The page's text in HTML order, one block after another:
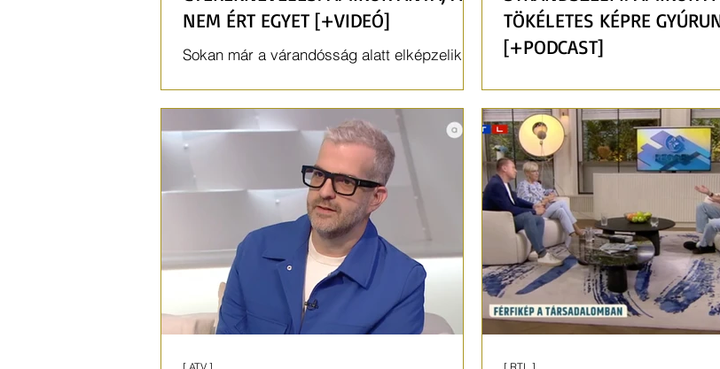
NEM ÉRT EGYET [+VIDEÓ]
Sokan már a várandósság alatt elképzelik,
TÖKÉLETES KÉPRE
[+PODCAST]
benne van.